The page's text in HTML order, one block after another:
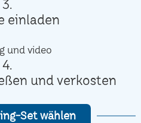
3.
einladen
4.
und verkosten
Set wählen